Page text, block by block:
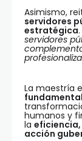
Asimismo,
servidores
estratégica.
servidores
La maestría
humanos y
la
acción